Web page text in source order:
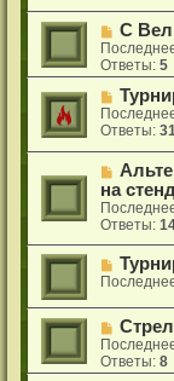
С
Ответы:5
Ответы:31
на
Ответы:
Ответы:8